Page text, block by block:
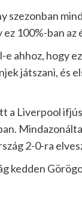
szezonban
100%-ban az
e ahhoz, hogy
játszani, és
a Liverpool
2-0-ra
kedden